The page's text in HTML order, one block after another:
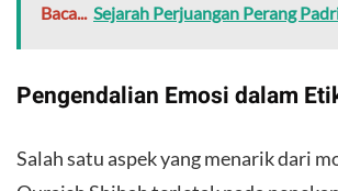
Baca... Sejarah Perjuangan Perang
​Pengendalian Emosi dalam
​Salah satu aspek yang menarik dari